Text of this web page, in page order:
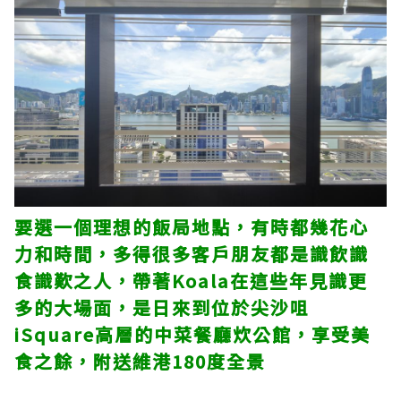
要選一個理想的飯局地點，有時都幾花心
力和時間，多得很多客戶朋友都是識飲識
食識歎之人，帶著Koala在這些年見識更
多的大場面，是日來到位於尖沙咀
iSquare高層的中菜餐廳炊公館，享受美
食之餘，附送維港180度全景